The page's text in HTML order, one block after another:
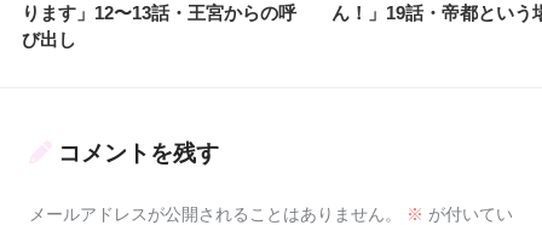
ります」12〜13話・王宮からの呼
び出し
ん！」19話・帝都という
コメントを残す
メールアドレスが公開されることはありません。 ※ が付いてい